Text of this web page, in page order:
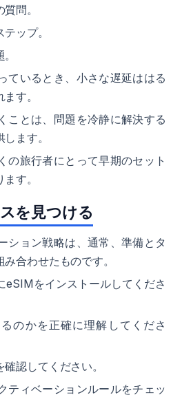
問。
ップ。
ているとき、小さな遅延ははる
す。
ことは、問題を冷静に解決する
ます。
の旅行者にとって早期のセット
す。
を見つける
ション戦略は、通常、準備とタ
合わせたものです。
eSIMをインストールしてくださ
のかを正確に理解してくださ
認してください。
ティベーションルールをチェッ